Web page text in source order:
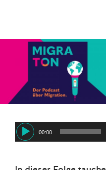
Audio-
Player
00:00